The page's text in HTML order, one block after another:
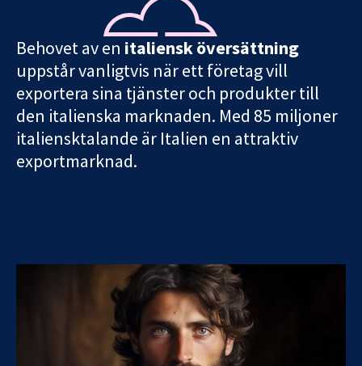
Behovet av en italiensk översättning
uppstår vanligtvis när ett företag vill
exportera sina tjänster och produkter till
den italienska marknaden. Med 85 miljoner
italiensktalande är Italien en attraktiv
exportmarknad.